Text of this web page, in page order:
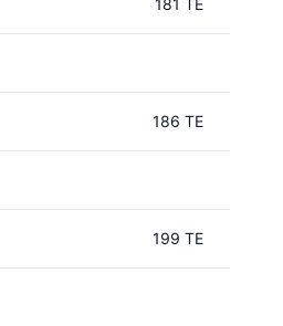
181 TE
186 TE
199 TE